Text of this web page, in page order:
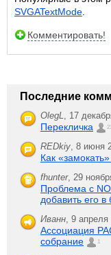
SVGATextMode
Комментировать!
Последние
OlegL, 17
Перекличка
REDkiy, 8 июня
Как
fhunter, 29
Проблема с
добавить его в
Иванн, 9
Ассоциация
собрание
1